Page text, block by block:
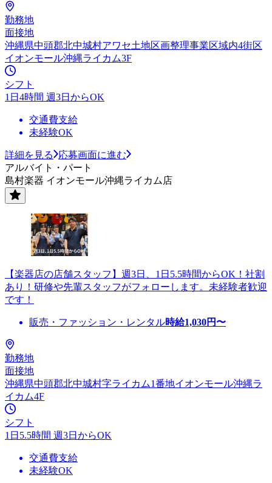
勤務地
面接地
沖縄県中頭郡北中城村アワセ土地区画整理事業区域内4街区
イオンモール沖縄ライカム3F
シフト
1日4時間 週3日からOK
交通費支給
未経験OK
詳細を見る
応募画面に進む
アルバイト・パート
島村楽器 イオンモール沖縄ライカム店
【楽器店の店舗スタッフ】週3日、1日5.5時間からOK！社割
あり！研修や先輩スタッフがフォローします。未経験者歓迎
です！
販売・ファッション・レンタル時給1,030円〜
勤務地
面接地
沖縄県中頭郡北中城村字ライカム1番地イオンモール沖縄ラ
イカム4F
シフト
1日5.5時間 週3日からOK
交通費支給
未経験OK